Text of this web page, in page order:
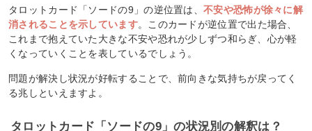
タロットカード「ソードの9」の逆位置は、不安や恐怖が徐々に解
消されることを示しています。このカードが逆位置で出た場合、
これまで抱えていた大きな不安や恐れが少しずつ和らぎ、心が軽
くなっていくことを表しているでしょう。
問題が解決し状況が好転することで、前向きな気持ちが戻ってく
る兆しといえますよ。
タロットカード「ソードの9」の状況別の解釈は？